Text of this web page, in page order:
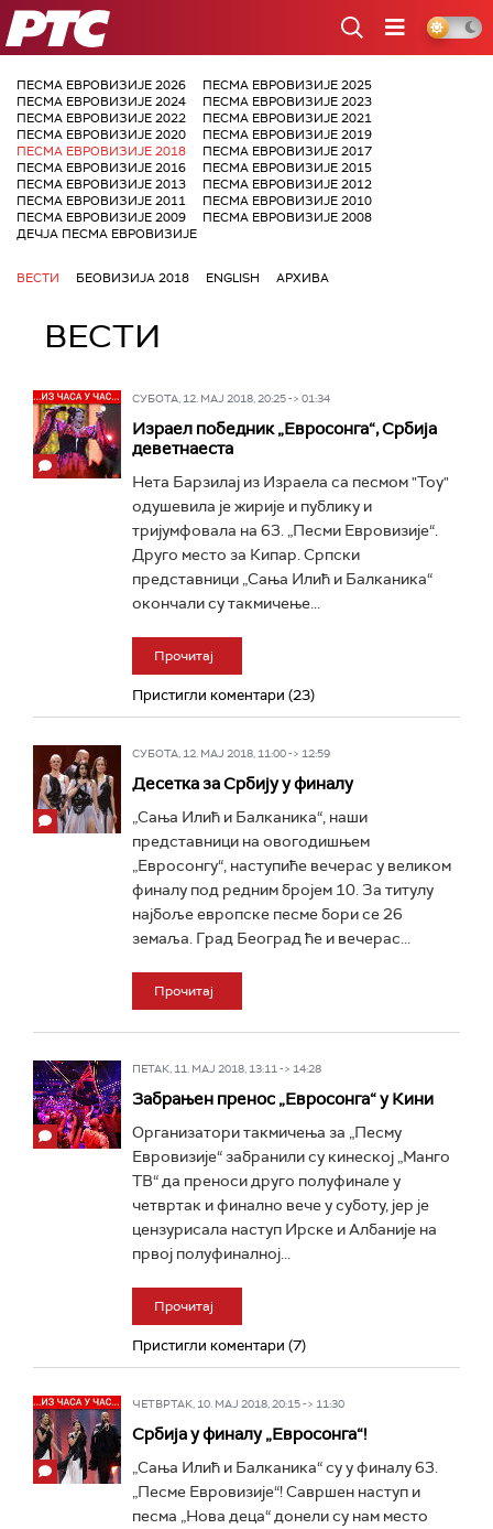
РТС
ПЕСМА ЕВРОВИЗИЈЕ 2026
ПЕСМА ЕВРОВИЗИЈЕ 2025
ПЕСМА ЕВРОВИЗИЈЕ 2024
ПЕСМА ЕВРОВИЗИЈЕ 2023
ПЕСМА ЕВРОВИЗИЈЕ 2022
ПЕСМА ЕВРОВИЗИЈЕ 2021
ПЕСМА ЕВРОВИЗИЈЕ 2020
ПЕСМА ЕВРОВИЗИЈЕ 2019
ПЕСМА ЕВРОВИЗИЈЕ 2018
ПЕСМА ЕВРОВИЗИЈЕ 2017
ПЕСМА ЕВРОВИЗИЈЕ 2016
ПЕСМА ЕВРОВИЗИЈЕ 2015
ПЕСМА ЕВРОВИЗИЈЕ 2013
ПЕСМА ЕВРОВИЗИЈЕ 2012
ПЕСМА ЕВРОВИЗИЈЕ 2011
ПЕСМА ЕВРОВИЗИЈЕ 2010
ПЕСМА ЕВРОВИЗИЈЕ 2009
ПЕСМА ЕВРОВИЗИЈЕ 2008
ДЕЧЈА ПЕСМА ЕВРОВИЗИЈЕ
ВЕСТИ БЕОВИЗИЈА 2018 ENGLISH АРХИВА
ВЕСТИ
СУБОТА, 12. МАЈ 2018, 20:25 -> 01:34
Израел победник „Евросонга“, Србија
деветнаеста
Нета Барзилај из Израела са песмом "Toy"
одушевила је жирије и публику и
тријумфовала на 63. „Песми Евровизије“.
Друго место за Кипар. Српски
представници „Сања Илић и Балканика“
окончали су такмичење...
Прочитај
Пристигли коментари (23)
СУБОТА, 12. МАЈ 2018, 11:00 -> 12:59
Десетка за Србију у финалу
„Сања Илић и Балканика“, наши
представници на овогодишњем
„Евросонгу“, наступиће вечерас у великом
финалу под редним бројем 10. За титулу
најбоље европске песме бори се 26
земаља. Град Београд ће и вечерас...
Прочитај
ПЕТАК, 11. МАЈ 2018, 13:11 -> 14:28
Забрањен пренос „Евросонга“ у Кини
Организатори такмичења за „Песму
Евровизије“ забранили су кинеској „Манго
ТВ“ да преноси друго полуфинале у
четвртак и финално вече у суботу, јер је
цензурисала наступ Ирске и Албаније на
првој полуфиналној...
Прочитај
Пристигли коментари (7)
ЧЕТВРТАК, 10. МАЈ 2018, 20:15 -> 11:30
Србија у финалу „Eвросонга“!
„Сања Илић и Балканика“ су у финалу 63.
„Песме Евровизије“! Савршен наступ и
песма „Нова деца“ донели су нам место